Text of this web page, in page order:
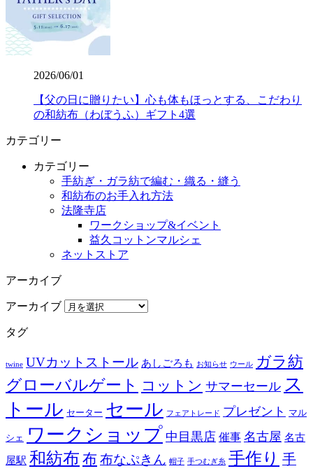
2026/06/01
【父の日に贈りたい】心も体もほっとする、こだわり
の和紡布（わぼうふ）ギフト4選
カテゴリー
カテゴリー
手紡ぎ・ガラ紡で編む・織る・縫う
和紡布のお手入れ方法
法隆寺店
ワークショップ&イベント
益久コットンマルシェ
ネットストア
アーカイブ
アーカイブ
タグ
twine UVカットストール あしごろも お知らせ ウール ガラ紡
グローバルゲート コットン サマーセール ス
トール セーター セール フェアトレード プレゼント マル
シェ ワークショップ 中目黒店 催事 名古屋 名古
屋駅 和紡布 布布なぷきん 帽子 手つむぎ糸 手作り 手